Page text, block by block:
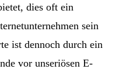
dies oft ein
sein
ist dennoch durch ein
vor unseriösen E-